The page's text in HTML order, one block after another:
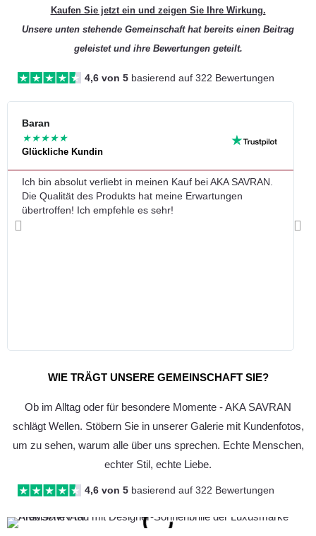
Kaufen Sie jetzt ein und zeigen Sie Ihre Wirkung.
Unsere unten stehende Gemeinschaft hat bereits einen Beitrag
geleistet und ihre Bewertungen geteilt.
4,6 von 5 basierend auf 322 Bewertungen
Baran
★★★★★
Glückliche Kundin
Ich bin absolut verliebt in meinen Kauf bei AKA SAVRAN.
Die Qualität des Produkts hat meine Erwartungen
übertroffen! Ich empfehle es sehr!
Vorherige
WIE TRÄGT UNSERE GEMEINSCHAFT SIE?
Ob im Alltag oder für besondere Momente - AKA SAVRAN
schlägt Wellen. Stöbern Sie in unserer Galerie mit Kundenfotos,
um zu sehen, warum alle über uns sprechen. Echte Menschen,
echter Stil, echte Liebe.
4,6 von 5 basierend auf 322 Bewertungen